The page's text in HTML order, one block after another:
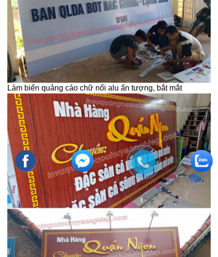
Làm biển quảng cáo chữ nổi alu ấn tượng, bắt mắt